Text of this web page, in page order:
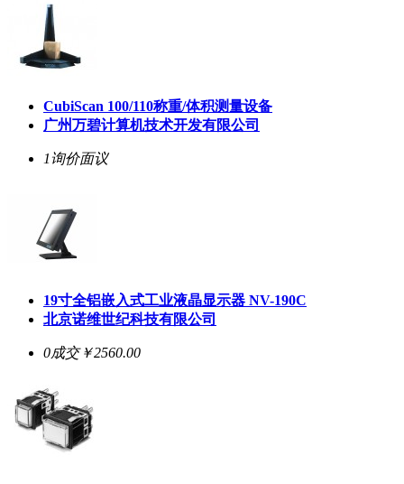
CubiScan 100/110称重/体积测量设备
广州万碧计算机技术开发有限公司
1询价面议
19寸全铝嵌入式工业液晶显示器 NV-190C
北京诺维世纪科技有限公司
0成交￥2560.00